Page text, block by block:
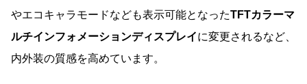
やエコキャラモードなども表示可能となったTFTカラーマ
ルチインフォメーションディスプレイに変更されるなど、
内外装の質感を高めています。